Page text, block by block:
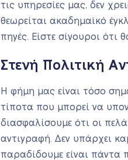
τις υπηρεσίες μας, δεν
θεωρείται ακαδημαϊκό
πηγές. Είστε σίγουροι ότι
Στενή Πολιτική
Η φήμη μας είναι τόσο
τίποτα που μπορεί να
διασφαλίσουμε ότι οι
αντιγραφή. Δεν υπάρχει
παραδίδουμε είναι